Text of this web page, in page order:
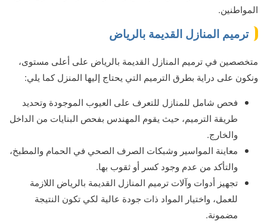
المواطنين.
ترميم المنازل القديمة بالرياض
متخصصين في ترميم المنازل القديمة بالرياض على أعلى مستوى،
ونكون على دراية بطرق الترميم التي يحتاج إليها المنزل كما يلي:
فحص شامل للمنازل للتعرف على العيوب الموجودة وتحديد
طريقة الترميم، حيث يقوم المهندس بفحص البنايات من الداخل
والخارج.
معاينة المواسير وشبكات الصرف الصحي في الحمام والمطبخ،
والتأكد من عدم وجود كسر أو ثقوب بها.
تجهيز أدوات وآلات ترميم المنازل القديمة بالرياض اللازمة
للعمل، واختيار المواد ذات جودة عالية لكي تكون النتيجة
مضمونة.